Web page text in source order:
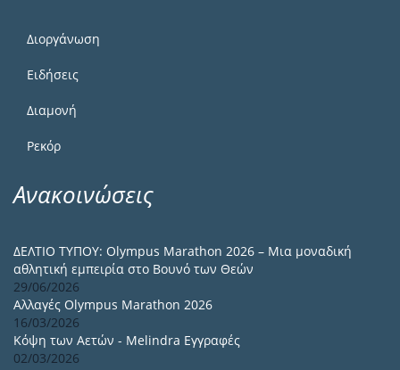
Διοργάνωση
Ειδήσεις
Διαμονή
Ρεκόρ
Ανακοινώσεις
ΔΕΛΤΙΟ ΤΥΠΟΥ: Olympus Marathon 2026 – Μια μοναδική
αθλητική εμπειρία στο Βουνό των Θεών
29/06/2026
Αλλαγές Olympus Marathon 2026
16/03/2026
Κόψη των Αετών - Melindra Εγγραφές
02/03/2026